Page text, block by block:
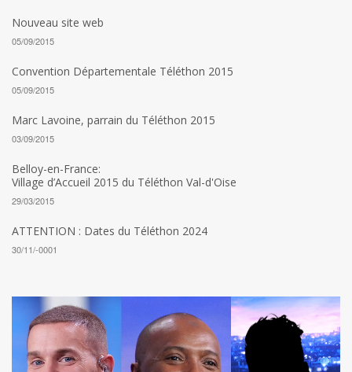
Nouveau site web
05/09/2015
Convention Départementale Téléthon 2015
05/09/2015
Marc Lavoine, parrain du Téléthon 2015
03/09/2015
Belloy-en-France:
Village d’Accueil 2015 du Téléthon Val-d'Oise
29/03/2015
ATTENTION : Dates du Téléthon 2024
30/11/-0001